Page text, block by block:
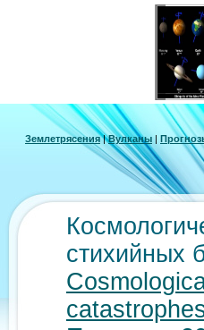
Землетрясения|Вулканы |
стихийных